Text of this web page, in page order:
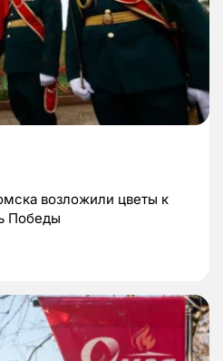
возложили цветы к
Победы